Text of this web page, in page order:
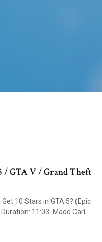
/ GTA V / Grand Theft
10 Stars in GTA 5? (Epic
11:03. Madd Carl